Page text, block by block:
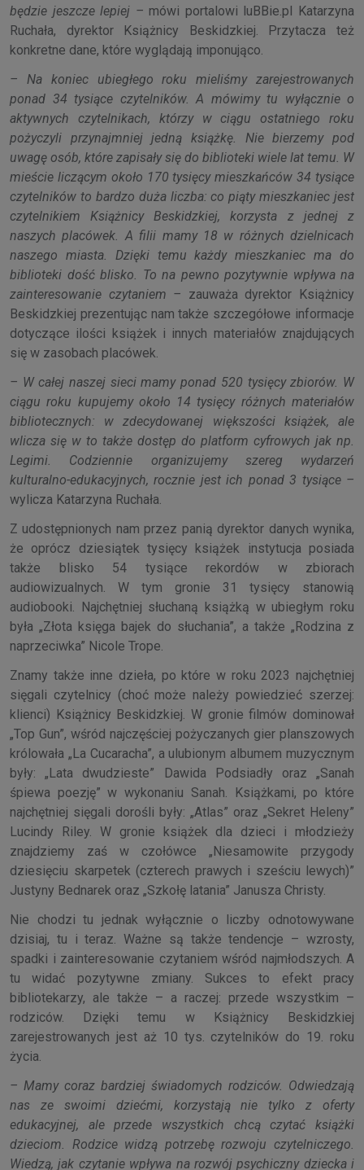
będzie jeszcze lepiej – mówi portalowi luBBie.pl Katarzyna
Ruchała, dyrektor Książnicy Beskidzkiej. Przytacza też
konkretne dane, które wyglądają imponująco.
– Na koniec ubiegłego roku mieliśmy zarejestrowanych
ponad 34 tysiące czytelników. A mówimy tu wyłącznie o
aktywnych czytelnikach, którzy w ciągu ostatniego roku
pożyczyli przynajmniej jedną książkę. Nie bierzemy pod
uwagę osób, które zapisały się do biblioteki wiele lat temu. W
mieście liczącym około 170 tysięcy mieszkańców 34 tysiące
czytelników to bardzo duża liczba: co piąty mieszkaniec jest
czytelnikiem Książnicy Beskidzkiej, korzysta z jednej z
naszych placówek. A filii mamy 18 w różnych dzielnicach
naszego miasta. Dzięki temu każdy mieszkaniec ma do
biblioteki dość blisko. To na pewno pozytywnie wpływa na
zainteresowanie czytaniem – zauważa dyrektor Książnicy
Beskidzkiej prezentując nam także szczegółowe informacje
dotyczące ilości książek i innych materiałów znajdujących
się w zasobach placówek.
– W całej naszej sieci mamy ponad 520 tysięcy zbiorów. W
ciągu roku kupujemy około 14 tysięcy różnych materiałów
bibliotecznych: w zdecydowanej większości książek, ale
wlicza się w to także dostęp do platform cyfrowych jak np.
Legimi. Codziennie organizujemy szereg wydarzeń
kulturalno-edukacyjnych, rocznie jest ich ponad 3 tysiące –
wylicza Katarzyna Ruchała.
Z udostępnionych nam przez panią dyrektor danych wynika,
że oprócz dziesiątek tysięcy książek instytucja posiada
także blisko 54 tysiące rekordów w zbiorach
audiowizualnych. W tym gronie 31 tysięcy stanowią
audiobooki. Najchętniej słuchaną książką w ubiegłym roku
była „Złota księga bajek do słuchania”, a także „Rodzina z
naprzeciwka” Nicole Trope.
Znamy także inne dzieła, po które w roku 2023 najchętniej
sięgali czytelnicy (choć może należy powiedzieć szerzej:
klienci) Książnicy Beskidzkiej. W gronie filmów dominował
„Top Gun”, wśród najczęściej pożyczanych gier planszowych
królowała „La Cucaracha”, a ulubionym albumem muzycznym
były: „Lata dwudzieste” Dawida Podsiadły oraz „Sanah
śpiewa poezję” w wykonaniu Sanah. Książkami, po które
najchętniej sięgali dorośli były: „Atlas” oraz „Sekret Heleny”
Lucindy Riley. W gronie książek dla dzieci i młodzieży
znajdziemy zaś w czołówce „Niesamowite przygody
dziesięciu skarpetek (czterech prawych i sześciu lewych)”
Justyny Bednarek oraz „Szkołę latania” Janusza Christy.
Nie chodzi tu jednak wyłącznie o liczby odnotowywane
dzisiaj, tu i teraz. Ważne są także tendencje – wzrosty,
spadki i zainteresowanie czytaniem wśród najmłodszych. A
tu widać pozytywne zmiany. Sukces to efekt pracy
bibliotekarzy, ale także – a raczej: przede wszystkim –
rodziców. Dzięki temu w Książnicy Beskidzkiej
zarejestrowanych jest aż 10 tys. czytelników do 19. roku
życia.
– Mamy coraz bardziej świadomych rodziców. Odwiedzają
nas ze swoimi dziećmi, korzystają nie tylko z oferty
edukacyjnej, ale przede wszystkich chcą czytać książki
dzieciom. Rodzice widzą potrzebę rozwoju czytelniczego.
Wiedzą, jak czytanie wpływa na rozwój psychiczny dziecka i